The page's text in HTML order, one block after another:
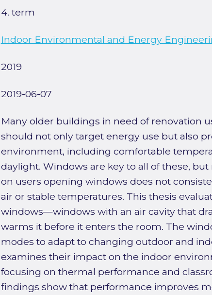
4. term
Indoor Environmental and Energy
2019
2019-06-07
Many older buildings in need of renovation
should not only target energy use but also
environment, including comfortable
daylight. Windows are key to all of these,
on users opening windows does not
air or stable temperatures. This thesis
windows—windows with an air cavity that
warms it before it enters the room. The
modes to adapt to changing outdoor and
examines their impact on the indoor
focusing on thermal performance and
findings show that performance improves